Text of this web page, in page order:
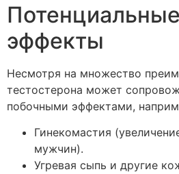
эффекты
Несмотря на множество
тестостерона может
побочными эффектами,
Гинекомастия
мужчин).
Угревая сыпь и другие